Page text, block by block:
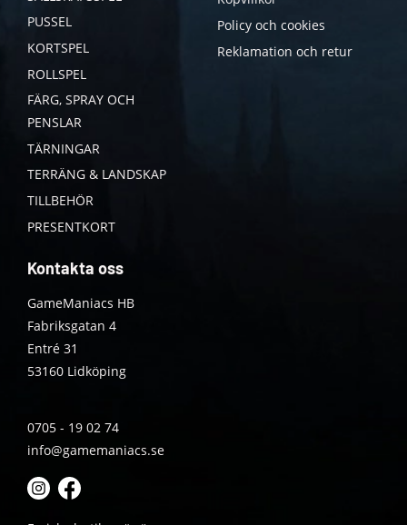
PUSSEL
KORTSPEL
ROLLSPEL
FÄRG, SPRAY OCH
PENSLAR
TÄRNINGAR
TERRÄNG & LANDSKAP
TILLBEHÖR
PRESENTKORT
Policy och cookies
Reklamation och retur
Kontakta oss
GameManiacs HB
Fabriksgatan 4
Entré 31
53160 Lidköping
0705 - 19 02 74
info@gamemaniacs.se